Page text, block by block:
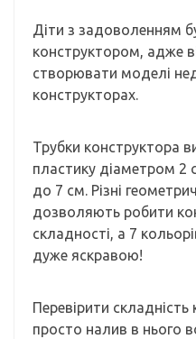
Діти з задоволенням
конструктором, адже
створювати моделі
конструкторах.
Трубки конструктора
пластику діаметром 2
до 7 см. Різні
дозволяють робити
складності, а 7
дуже яскравою!
Перевірити
просто налив в нього